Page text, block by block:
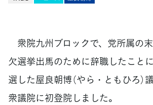
衆院九州ブロックで、党所属の
欠選挙出馬のために辞職したこと
選した屋良朝博（やら・ともひろ）
衆議院に初登院しました。